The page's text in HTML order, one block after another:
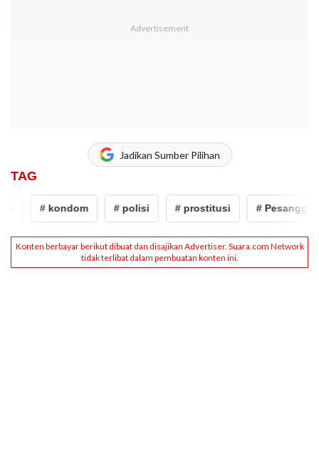
Jadikan Sumber Pilihan
TAG
# kondom # polisi # prostitusi #